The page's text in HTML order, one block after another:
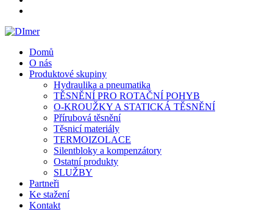
Domů
O nás
Produktové skupiny
Hydraulika a pneumatika
TĚSNĚNÍ PRO ROTAČNÍ POHYB
O-KROUŽKY A STATICKÁ TĚSNĚNÍ
Přírubová těsnění
Těsnicí materiály
TERMOIZOLACE
Silentbloky a kompenzátory
Ostatní produkty
SLUŽBY
Partneři
Ke stažení
Kontakt